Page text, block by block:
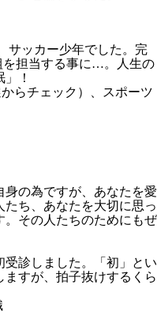
サッカー少年でした。完
を担当する事に…。人生の
！
らチェック）、スポーツ
の為ですが、あなたを愛
ち、あなたを大切に思っ
その人たちのためにもぜ
診しました。「初」とい
すが、拍子抜けするくら